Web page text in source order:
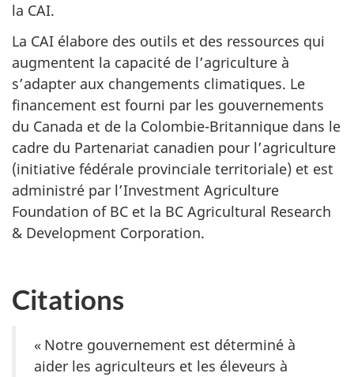
la CAI.
La CAI élabore des outils et des ressources qui
augmentent la capacité de l’agriculture à
s’adapter aux changements climatiques. Le
financement est fourni par les gouvernements
du Canada et de la Colombie-Britannique dans le
cadre du Partenariat canadien pour l’agriculture
(initiative fédérale provinciale territoriale) et est
administré par l’Investment Agriculture
Foundation of BC et la BC Agricultural Research
& Development Corporation.
Citations
« Notre gouvernement est déterminé à
aider les agriculteurs et les éleveurs à